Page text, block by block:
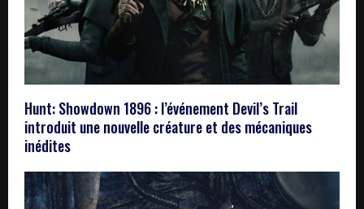
Hunt: Showdown 1896 : l’événement Devil’s Trail
introduit une nouvelle créature et des mécaniques
inédites